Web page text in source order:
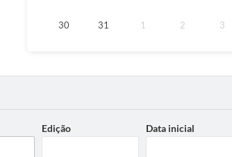
30 31 1 2 3
Edição Data inicial